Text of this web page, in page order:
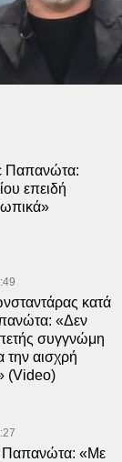
Παπανώτα:
επειδή
κατά
«Δεν
συγγνώμη
την αισχρή
(Video)
Παπανώτα: «Με